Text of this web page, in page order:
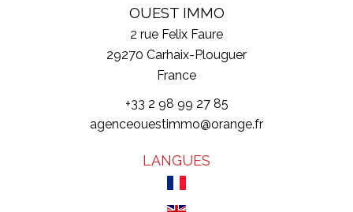
OUEST IMMO
2 rue Felix Faure
29270 Carhaix-Plouguer
France
+33 2 98 99 27 85
agenceouestimmo@orange.fr
LANGUES